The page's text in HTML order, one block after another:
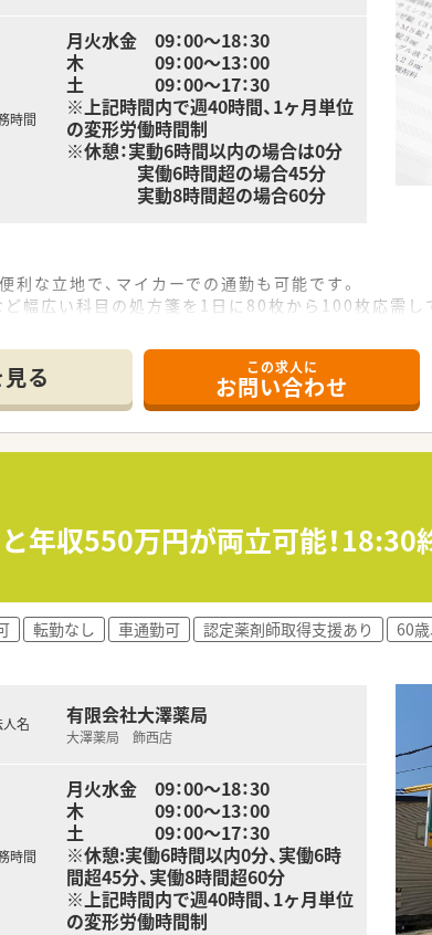
時間
月火水金 09：00～18：30
木 09：00～13：00
土 09：00～17：30
※上記時間内で週40時間、1ヶ月単位
の変形労働時間制
※休憩：実動6時間以内の場合は0分
実働6時間超の場合45分
実動8時間超の場合60分
な立地で、マイカーでの通勤も可能です。
幅広い科目の処方箋を1日に80枚から100枚応需し
差した調剤薬局で、転居を伴う異動はありません。
れている方も複数名在籍する、働きやすい環境です
の改革を積極的に進めています。
院との関係性も良く、疑義照会や情報共有もしやす
発生した場合も1分単位で手当が支給されます。
メリハリをつけながら、ゆとりを持って働けます。
ライフバランスを実現したい方に最適です。
任ある立場でじっくりと腰を据えて働きたい方。
で自分の力を試したいと考えている方にオススメで
る この求人に
お問い合わせ
と年収550万円が両立可能！
転勤なし 車通勤可 認定薬剤師取得支援あり 60
人名 有限会社大澤薬局
大澤薬局 飾西店
時間
月火水金 09：00～18：30
木 09：00～13：00
土 09：00～17：30
※休憩:実働6時間以内0分、実働6時
間超45分、実働8時間超60分
※上記時間内で週40時間、1ヶ月単位
の変形労働時間制